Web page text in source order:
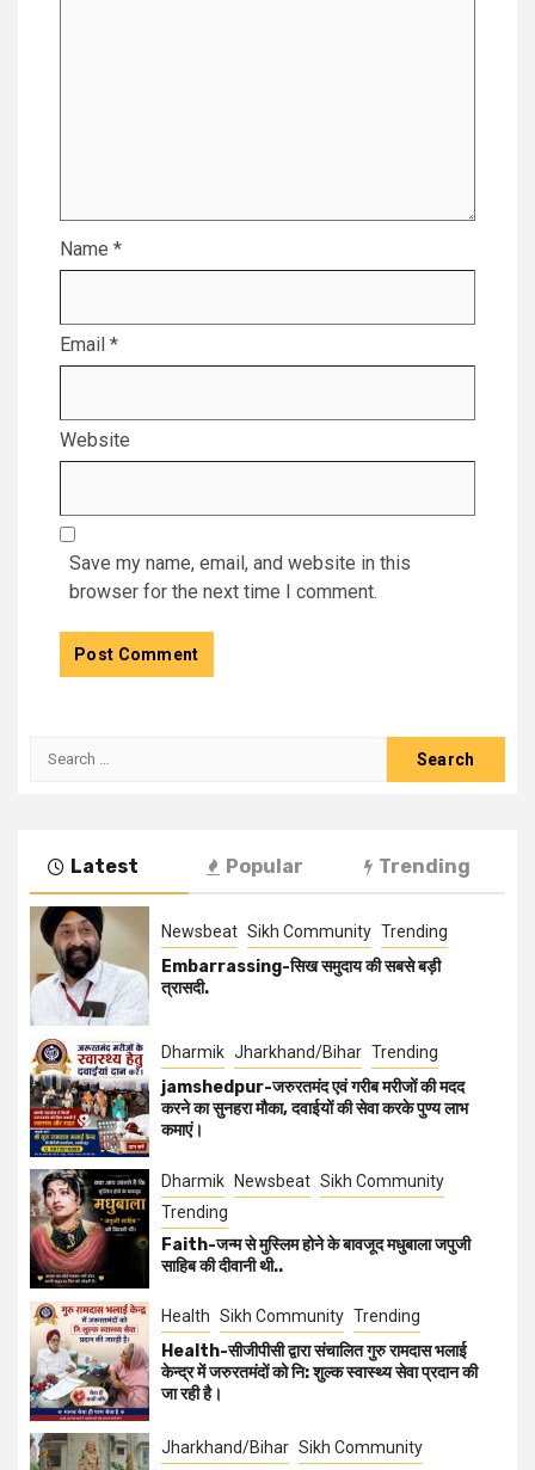
Name *
Email *
Website
Save my name, email, and website in this
browser for the next time I comment.
Latest Popular Trending
Newsbeat Sikh Community Trending
Embarrassing-सिख समुदाय की सबसे बड़ी
त्रासदी.
Dharmik Jharkhand/Bihar Trending
jamshedpur-जरुरतमंद एवं गरीब मरीजों की मदद
करने का सुनहरा मौका, दवाईयों की सेवा करके पुण्य लाभ
कमाएं।
Dharmik Newsbeat Sikh Community
Trending
Faith-जन्म से मुस्लिम होने के बावजूद मधुबाला जपुजी
साहिब की दीवानी थी..
Health Sikh Community Trending
Health-सीजीपीसी द्वारा संचालित गुरु रामदास भलाई
केन्द्र में जरुरतमंदों को नि: शुल्क स्वास्थ्य सेवा प्रदान की
जा रही है।
Jharkhand/Bihar Sikh Community